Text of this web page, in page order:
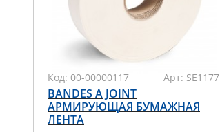
Код: 00-00000117 Арт: SE1177
BANDES A JOINT
АРМИРУЮЩАЯ БУМАЖНАЯ
ЛЕНТА